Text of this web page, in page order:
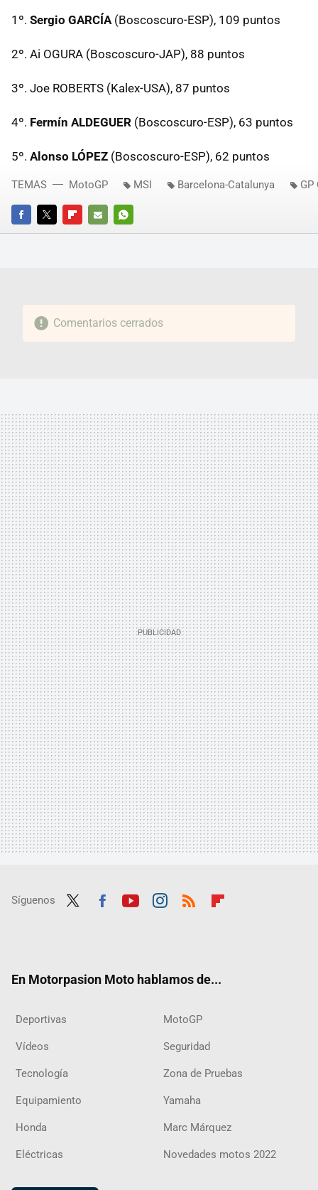
1º. Sergio GARCÍA(Boscoscuro-ESP), 109 puntos
2º. Ai OGURA (Boscoscuro-JAP), 88 puntos
3º. Joe ROBERTS (Kalex-USA), 87 puntos
4º. Fermín ALDEGUER (Boscoscuro-ESP), 63 puntos
5º. Alonso LÓPEZ (Boscoscuro-ESP), 62 puntos
FACEBOOKTWITTERFLIPBOARD
E-
WHATSAPP
TEMAS MotoGP MSI Barcelona-Catalunya GP
Comentarios cerrados
Síguenos
En Motorpasion Moto hablamos de...
Deportivas MotoGP
Vídeos Seguridad
Tecnología Zona de Pruebas
Equipamiento Yamaha
Honda Marc Márquez
Eléctricas Novedades motos 2022